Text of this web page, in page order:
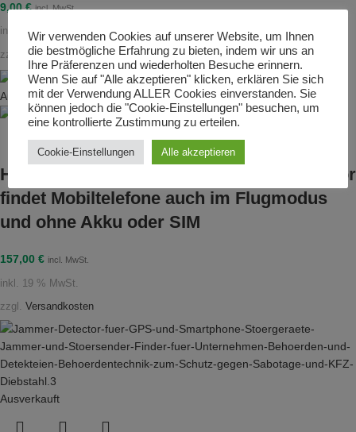
9,00€ incl. MwSt.
inkl. 19 % MwSt.
zzgl. Versandkosten
Ausverkauft
Handyscanner Smartphone Handy Detektor
findet Mobiltelefone auch im Flugmodus
und ohne Akku oder SIM
157,00 € incl. MwSt.
inkl. 19 % MwSt.
zzgl. Versandkosten
Ausverkauft
Wir verwenden Cookies auf unserer Website, um Ihnen
die bestmögliche Erfahrung zu bieten, indem wir uns an
Ihre Präferenzen und wiederholten Besuche erinnern.
Wenn Sie auf "Alle akzeptieren" klicken, erklären Sie sich
mit der Verwendung ALLER Cookies einverstanden. Sie
können jedoch die "Cookie-Einstellungen" besuchen, um
eine kontrollierte Zustimmung zu erteilen.
Cookie-Einstellungen Alle akzeptieren